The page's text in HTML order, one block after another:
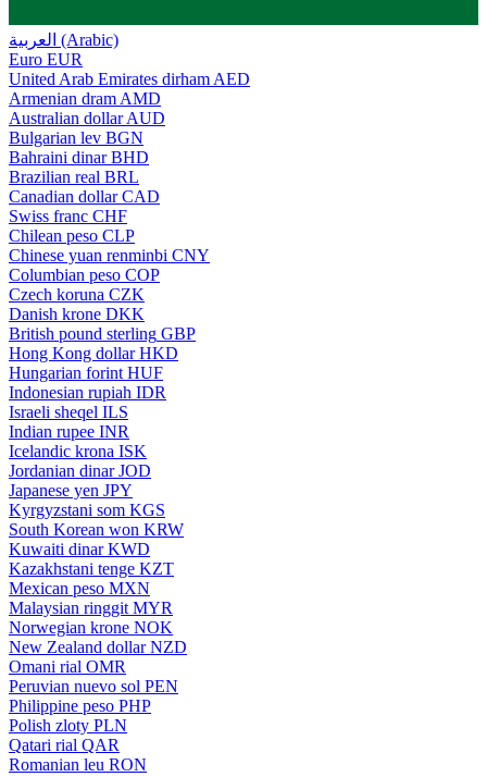
العربية (Arabic)
Euro EUR
United Arab Emirates dirham AED
Armenian dram AMD
Australian dollar AUD
Bulgarian lev BGN
Bahraini dinar BHD
Brazilian real BRL
Canadian dollar CAD
Swiss franc CHF
Chilean peso CLP
Chinese yuan renminbi CNY
Columbian peso COP
Czech koruna CZK
Danish krone DKK
British pound sterling GBP
Hong Kong dollar HKD
Hungarian forint HUF
Indonesian rupiah IDR
Israeli sheqel ILS
Indian rupee INR
Icelandic krona ISK
Jordanian dinar JOD
Japanese yen JPY
Kyrgyzstani som KGS
South Korean won KRW
Kuwaiti dinar KWD
Kazakhstani tenge KZT
Mexican peso MXN
Malaysian ringgit MYR
Norwegian krone NOK
New Zealand dollar NZD
Omani rial OMR
Peruvian nuevo sol PEN
Philippine peso PHP
Polish zloty PLN
Qatari rial QAR
Romanian leu RON